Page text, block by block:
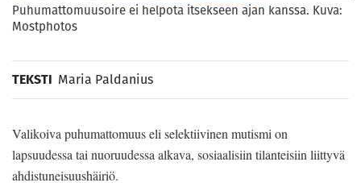
Puhumattomuusoire ei helpota itsekseen ajan kanssa. Kuva:
Mostphotos
TEKSTI Maria Paldanius
Valikoiva puhumattomuus eli selektiivinen mutismi on
lapsuudessa tai nuoruudessa alkava, sosiaalisiin tilanteisiin liittyvä
ahdistuneisuushäiriö.